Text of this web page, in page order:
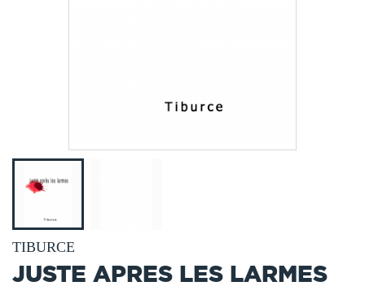
TIBURCE
JUSTE APRES LES LARMES